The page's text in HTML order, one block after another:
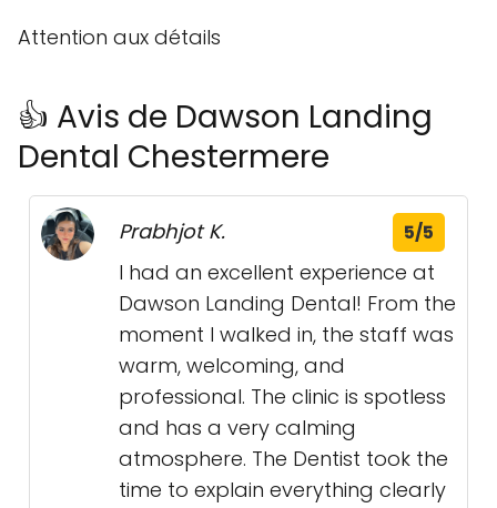
Attention aux détails
👍 Avis de Dawson Landing
Dental Chestermere
Prabhjot K. 5/5
I had an excellent experience at
Dawson Landing Dental! From the
moment I walked in, the staff was
warm, welcoming, and
professional. The clinic is spotless
and has a very calming
atmosphere. The Dentist took the
time to explain everything clearly